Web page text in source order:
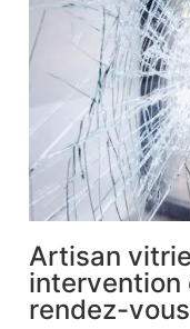
Artisan
intervention
rendez-vous